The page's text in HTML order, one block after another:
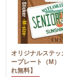
オリジナルステ
ープレート（M）
れ無料】